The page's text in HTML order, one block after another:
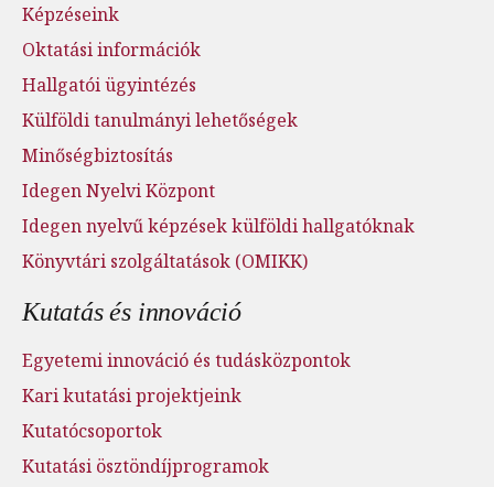
Képzéseink
Oktatási információk
Hallgatói ügyintézés
Külföldi tanulmányi lehetőségek
Minőségbiztosítás
Idegen Nyelvi Központ
Idegen nyelvű képzések külföldi hallgatóknak
Könyvtári szolgáltatások (OMIKK)
Kutatás és innováció
Egyetemi innováció és tudásközpontok
Kari kutatási projektjeink
Kutatócsoportok
Kutatási ösztöndíjprogramok